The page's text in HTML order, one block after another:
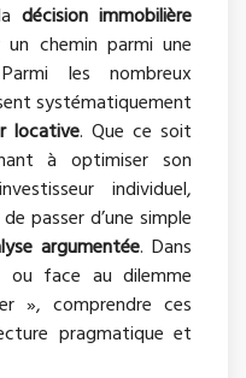
décision immobilière
chemin parmi une
les nombreux
systématiquement
locative. Que ce soit
à optimiser son
individuel,
passer d’une simple
argumentée. Dans
ou face au dilemme
», comprendre ces
pragmatique et